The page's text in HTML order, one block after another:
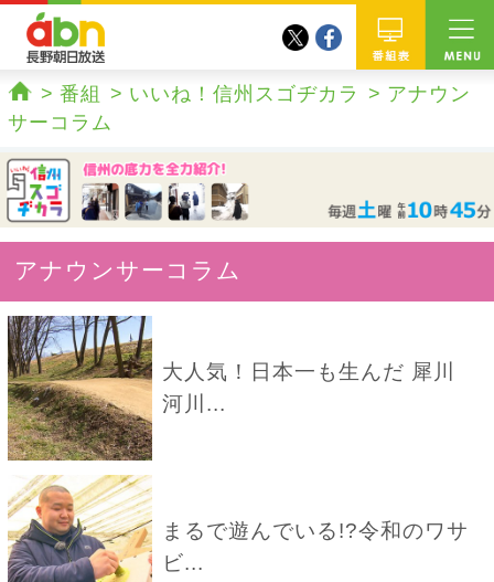
番組
twitterfacebook
ホーム
番組 いいね！信州スゴヂカラ
アナウン
サーコラム
アナウンサーコラム
大人気！日本一も生んだ 犀川
河川...
まるで遊んでいる!?令和のワサ
ビ...